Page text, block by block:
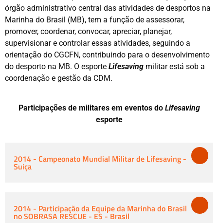
teste
órgão administrativo central das atividades de desportos na
Marinha do Brasil (MB), tem a função de assessorar,
promover, coordenar, convocar, apreciar, planejar,
supervisionar e controlar essas atividades, seguindo a
orientação do CGCFN, contribuindo para o desenvolvimento
do desporto na MB. O esporte Lifesaving militar está sob a
coordenação e gestão da CDM.
Participações de militares em eventos do Lifesaving
esporte
2014 - Campeonato Mundial Militar de Lifesaving -
Suiça
2014 - Participação da Equipe da Marinha do Brasil
no SOBRASA RESCUE - ES - Brasil